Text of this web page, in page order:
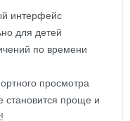
интерфейс
для детей
по времени
просмотра
становится проще и